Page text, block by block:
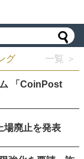
グ 一覧 ＞
「CoinPost
場廃止を発表